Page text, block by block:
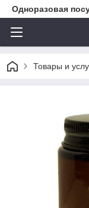
Одноразовая
Товары и